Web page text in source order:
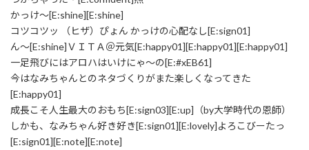
かっけ～[E:shine][E:shine]
コツコツッ （ヒザ）ぴょん かっけの心配なし[E:sign01]
ん～[E:shine]ＶＩＴＡ＠元気[E:happy01][E:happy01][E:happy01]
一足飛びにはアロハはいけにゃ～の[E:#xEB61]
今はなみちゃんとのネタづくりがまた楽しくなってきた
[E:happy01]
成長こそ人生最大のおもち[E:sign03][E:up]（by大学時代の恩師）
しかも、なみちゃん好き好き[E:sign01][E:lovely]よろこびーたっ
[E:sign01][E:note][E:note]